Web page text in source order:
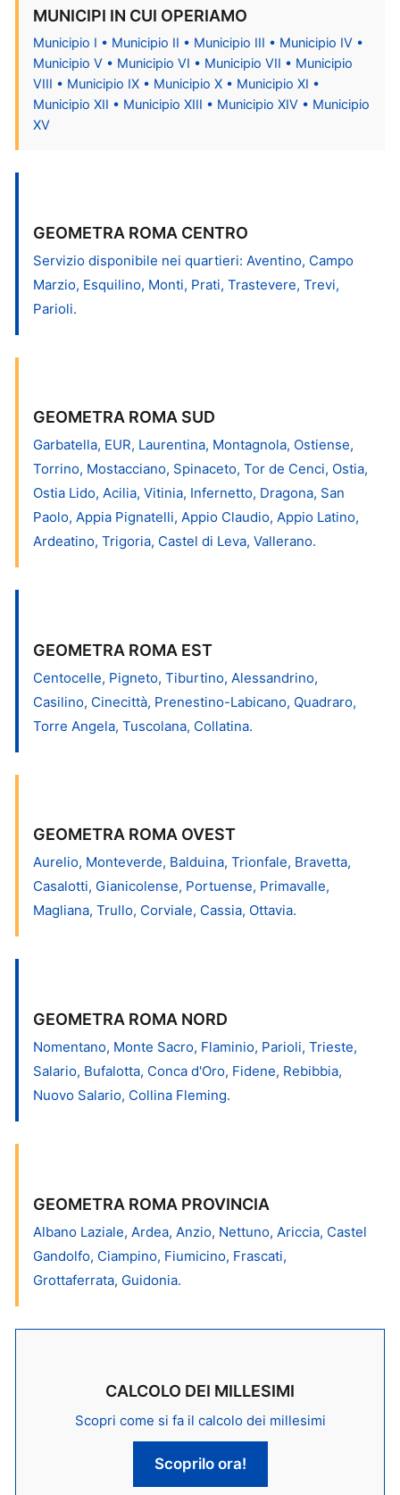
MUNICIPI IN CUI OPERIAMO
Municipio I • Municipio II • Municipio III • Municipio IV •
Municipio V • Municipio VI • Municipio VII • Municipio
VIII • Municipio IX • Municipio X • Municipio XI •
Municipio XII • Municipio XIII • Municipio XIV • Municipio
XV
GEOMETRA ROMA CENTRO
Servizio disponibile nei quartieri: Aventino, Campo
Marzio, Esquilino, Monti, Prati, Trastevere, Trevi,
Parioli.
GEOMETRA ROMA SUD
Garbatella, EUR, Laurentina, Montagnola, Ostiense,
Torrino, Mostacciano, Spinaceto, Tor de Cenci, Ostia,
Ostia Lido, Acilia, Vitinia, Infernetto, Dragona, San
Paolo, Appia Pignatelli, Appio Claudio, Appio Latino,
Ardeatino, Trigoria, Castel di Leva, Vallerano.
GEOMETRA ROMA EST
Centocelle, Pigneto, Tiburtino, Alessandrino,
Casilino, Cinecittà, Prenestino-Labicano, Quadraro,
Torre Angela, Tuscolana, Collatina.
GEOMETRA ROMA OVEST
Aurelio, Monteverde, Balduina, Trionfale, Bravetta,
Casalotti, Gianicolense, Portuense, Primavalle,
Magliana, Trullo, Corviale, Cassia, Ottavia.
GEOMETRA ROMA NORD
Nomentano, Monte Sacro, Flaminio, Parioli, Trieste,
Salario, Bufalotta, Conca d'Oro, Fidene, Rebibbia,
Nuovo Salario, Collina Fleming.
GEOMETRA ROMA PROVINCIA
Albano Laziale, Ardea, Anzio, Nettuno, Ariccia, Castel
Gandolfo, Ciampino, Fiumicino, Frascati,
Grottaferrata, Guidonia.
CALCOLO DEI MILLESIMI
Scopri come si fa il calcolo dei millesimi
Scoprilo ora!